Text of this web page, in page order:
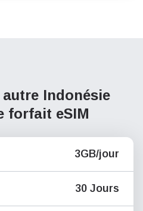
Indonésie
forfait eSIM
3GB/jour
30 Jours